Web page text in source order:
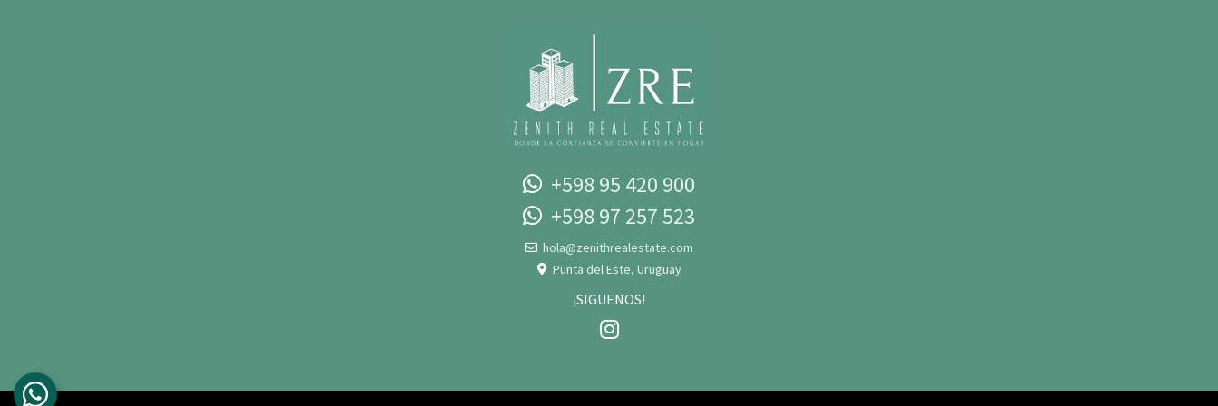
+598 95 420 900
+598 97 257 523‬‬
hola@zenithrealestate.com
Punta del Este, Uruguay
¡SIGUENOS!